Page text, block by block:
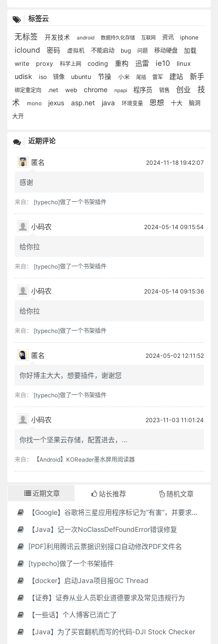
标签云
无标签 开发技术 android 数据持久化存储 互联网 资讯 iphone
iclound 密码 虚拟机 不能启动 bug 问题 移动硬盘
加载
write
proxy 科学上网 coding 重构 迅雷 ie10 linux
udisk iso 镜像 ubuntu 节操 小米 尾插 雷军 建站 新手
绑定重定向 .net web chrome npapi 程序员 销售 创业
技
术
mono jexus asp.net java 环境变量 思想 十大
脑洞
大开
近期评论
匿名 2024-11-18 19:42:07
感谢
来自： [typecho]做了一个书架插件
小码农 2024-05-14 09:15:54
给你拉
来自： [typecho]做了一个书架插件
小码农 2024-05-14 09:15:36
给你拉
来自： [typecho]做了一个书架插件
匿名 2024-05-02 12:11:52
你好博主大大，想要插件，谢谢您
来自： [typecho]做了一个书架插件
小码农 2023-11-03 11:01:24
你找一个坚果云存储，配置进去，...
来自： 【Android】KOReader墨水屏用阅读器
近期文章 站长推荐 随机文章
【Google】谷歌将三星应用程序标记为“有害”，并要求用户删除它们
【Java】记一次NoClassDefFoundError错误修复
[PDF]利用腾讯云票据识别接口自动修改PDF文件名
[typecho]做了一个书架插件
【docker】启动Java项目报GC Thread
【证券】证券从业人员职业道德要求及常见违规行为
【一些话】个人博客已消亡了
【Java】为了买官翻机而写的代码-DJI Stock Checker